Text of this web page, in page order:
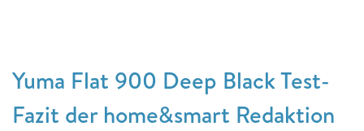
Yuma Flat 900 Deep Black Test-
Fazit der home&smart Redaktion